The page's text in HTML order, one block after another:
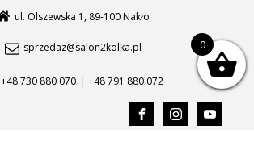
ul. Olszewska 1, 89-100 Nakło
sprzedaz@salon2kolka.pl
+48 730 880 070 | +48 791 880 072
0